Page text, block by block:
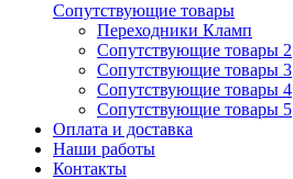
Сопутствующие товары
Переходники Кламп
Сопутствующие товары 2
Сопутствующие товары 3
Сопутствующие товары 4
Сопутствующие товары 5
Оплата и доставка
Наши работы
Контакты